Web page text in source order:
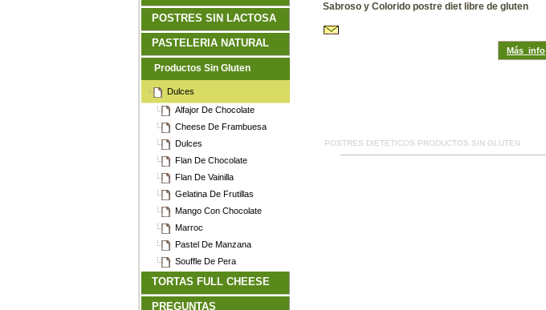
Sabroso y Colorido postre diet libre de gluten
Más_info
POSTRES DIETETICOS PRODUCTOS SIN GLUTEN
POSTRES SIN LACTOSA
PASTELERIA NATURAL
Productos Sin Gluten
Dulces
Alfajor De Chocolate
Cheese De Frambuesa
Dulces
Flan De Chocolate
Flan De Vainilla
Gelatina De Frutillas
Mango Con Chocolate
Marroc
Pastel De Manzana
Souffle De Pera
TORTAS FULL CHEESE
PREGUNTAS